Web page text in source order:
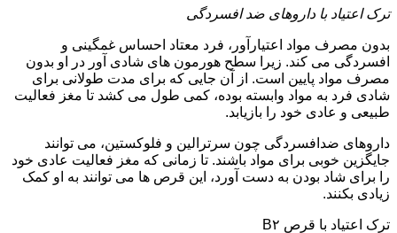
ترک اعتیاد با داروهای ضد افسردگی
بدون مصرف مواد اعتیارآور، فرد معتاد احساس غمگینی و
افسردگی می کند. زیرا سطح هورمون های شادی آور در او بدون
مصرف مواد پایین است. از آن جایی که برای مدت طولانی برای
شادی فرد به مواد وابسته بوده، کمی طول می کشد تا مغز فعالیت
طبیعی و عادی خود را بازیابد.
داروهای ضدافسردگی چون سرترالین و فلوکستین، می توانند
جایگزین خوبی برای مواد باشند. تا زمانی که مغز فعالیت عادی خود
را برای شاد بودن به دست آورد، این قرص ها می توانند به او کمک
زیادی بکنند.
ترک اعتیاد با قرص B۲